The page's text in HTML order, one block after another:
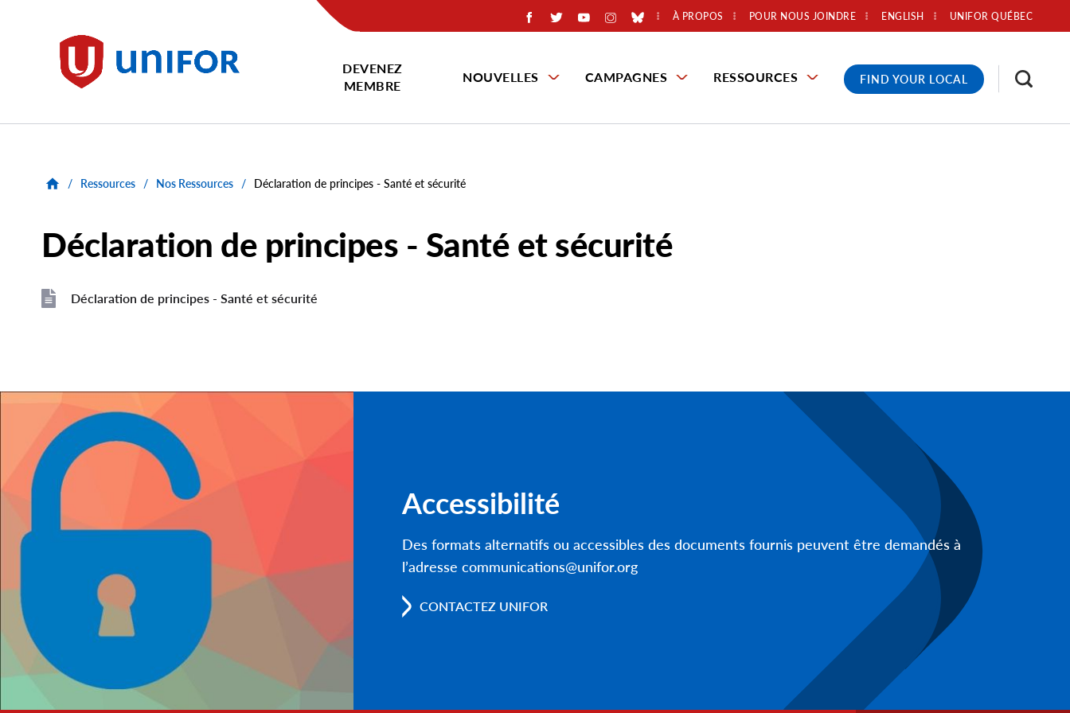
Unifor
À PROPOS POUR NOUS JOINDRE UNIFOR QUÉBEC
ENGLISH
DEVENEZ
MEMBRE
NOUVELLES CAMPAGNES RESSOURCES FIND YOUR LOCAL
/ Ressources / Nos Ressources / Déclaration de principes - Santé et sécurité
Déclaration de principes - Santé et sécurité
Déclaration de principes - Santé et sécurité
Accessibilité
Des formats alternatifs ou accessibles des documents fournis peuvent être demandés à
l’adresse communications@unifor.org
CONTACTEZ UNIFOR